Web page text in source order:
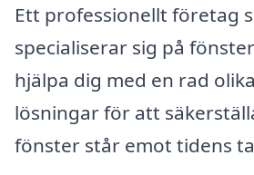
Ett professionellt företag
specialiserar sig på
hjälpa dig med en rad
lösningar för att
fönster står emot tidens